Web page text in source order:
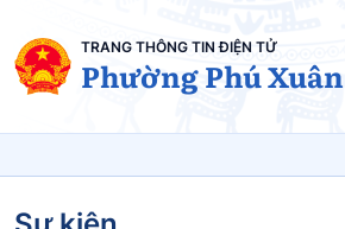
TRANG THÔNG TIN ĐIỆN TỬ
Phường Phú Xuân